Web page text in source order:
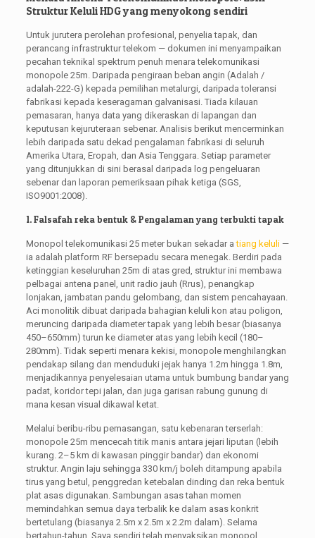
Struktur Keluli HDG yang menyokong sendiri
Untuk jurutera perolehan profesional, penyelia tapak, dan
perancang infrastruktur telekom — dokumen ini menyampaikan
pecahan teknikal spektrum penuh menara telekomunikasi
monopole 25m. Daripada pengiraan beban angin (Adalah /
adalah-222-G) kepada pemilihan metalurgi, daripada toleransi
fabrikasi kepada keseragaman galvanisasi. Tiada kilauan
pemasaran, hanya data yang dikeraskan di lapangan dan
keputusan kejuruteraan sebenar. Analisis berikut mencerminkan
lebih daripada satu dekad pengalaman fabrikasi di seluruh
Amerika Utara, Eropah, dan Asia Tenggara. Setiap parameter
yang ditunjukkan di sini berasal daripada log pengeluaran
sebenar dan laporan pemeriksaan pihak ketiga (SGS,
ISO9001:2008).
1. Falsafah reka bentuk & Pengalaman yang terbukti tapak
Monopol telekomunikasi 25 meter bukan sekadar atiang keluli—
ia adalah platform RF bersepadu secara menegak. Berdiri pada
ketinggian keseluruhan 25m di atas gred, struktur ini membawa
pelbagai antena panel, unit radio jauh (Rrus), penangkap
lonjakan, jambatan pandu gelombang, dan sistem pencahayaan.
Aci monolitik dibuat daripada bahagian keluli kon atau poligon,
meruncing daripada diameter tapak yang lebih besar (biasanya
450–650mm) turun ke diameter atas yang lebih kecil (180–
280mm). Tidak seperti menara kekisi, monopole menghilangkan
pendakap silang dan menduduki jejak hanya 1.2m hingga 1.8m,
menjadikannya penyelesaian utama untuk bumbung bandar yang
padat, koridor tepi jalan, dan juga garisan rabung gunung di
mana kesan visual dikawal ketat.
Melalui beribu-ribu pemasangan, satu kebenaran terserlah:
monopole 25m mencecah titik manis antara jejari liputan (lebih
kurang. 2–5 km di kawasan pinggir bandar) dan ekonomi
struktur. Angin laju sehingga 330 km/j boleh ditampung apabila
tirus yang betul, penggredan ketebalan dinding dan reka bentuk
plat asas digunakan. Sambungan asas tahan momen
memindahkan semua daya terbalik ke dalam asas konkrit
bertetulang (biasanya 2.5m x 2.5m x 2.2m dalam). Selama
bertahun-tahun, Saya sendiri telah menyaksikan monopol